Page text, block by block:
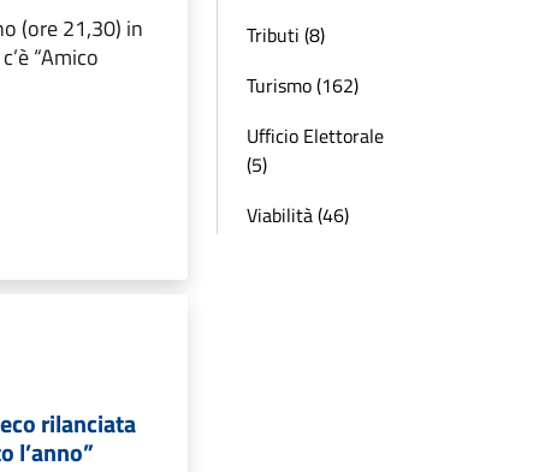
(ore 21,30) in
“Amico
rilanciata
l’anno”
Tributi (8)
Turismo (162)
Ufficio Elettorale
(5)
Viabilità (46)